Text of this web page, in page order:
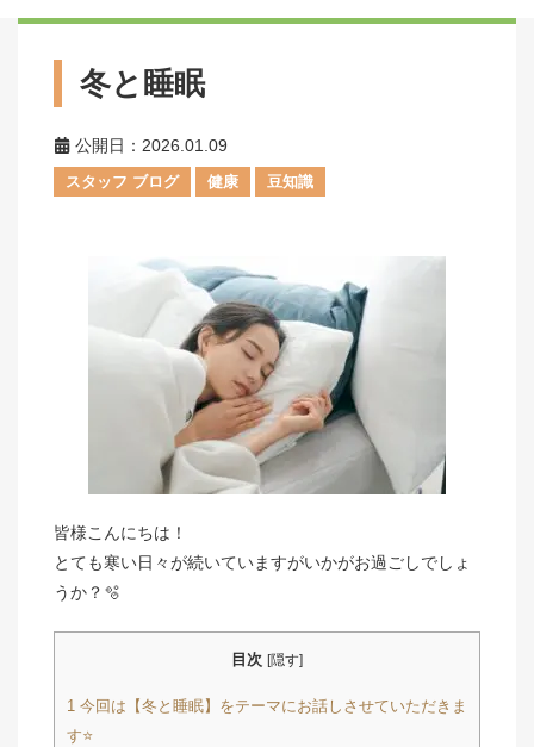
冬と睡眠
公開日：2026.01.09
スタッフ ブログ 健康 豆知識
皆様こんにちは！
とても寒い日々が続いていますがいかがお過ごしでしょ
うか？🫧
目次 [隠す]
1 今回は【冬と睡眠】をテーマにお話しさせていただきま
す⭐